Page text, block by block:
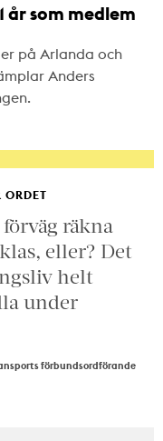
år som medlem
på Arlanda och
Anders
räkna
eller? Det
helt
under
förbundsordförande